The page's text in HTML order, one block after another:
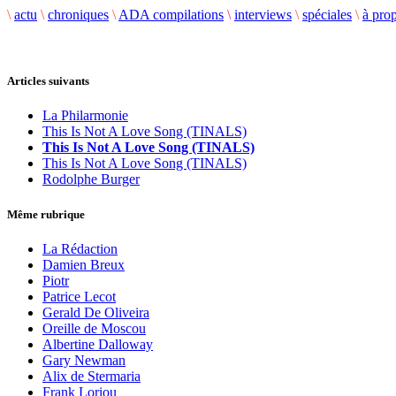
\ actu \ chroniques \ ADA compilations \ interviews \ spéciales \ à
Articles suivants
La Philarmonie
This Is Not A Love Song (TINALS)
This Is Not A Love Song (TINALS)
This Is Not A Love Song (TINALS)
Rodolphe Burger
Même rubrique
La Rédaction
Damien Breux
Piotr
Patrice Lecot
Gerald De Oliveira
Oreille de Moscou
Albertine Dalloway
Gary Newman
Alix de Stermaria
Frank Loriou